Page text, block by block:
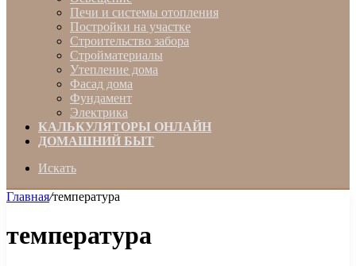
Печи и системы отопления
Постройки на участке
Строительство забора
Стройматериалы
Утепление дома
Фасад дома
Фундамент
Электрика
КАЛЬКУЛЯТОРЫ ОНЛАЙН
ДОМАШНИЙ БЫТ
Искать
Главная/температура
температура